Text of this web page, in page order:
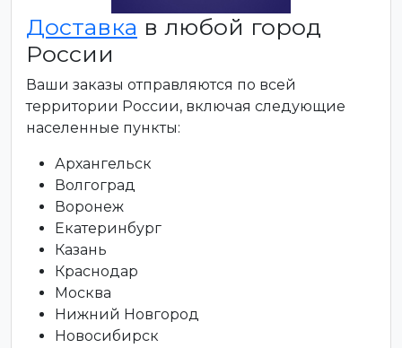
Доставка в любой город
России
Ваши заказы отправляются по всей
территории России, включая следующие
населенные пункты:
Архангельск
Волгоград
Воронеж
Екатеринбург
Казань
Краснодар
Москва
Нижний Новгород
Новосибирск